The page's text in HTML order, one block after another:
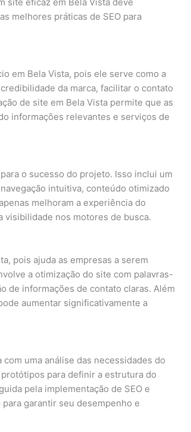
melhores práticas de SEO para
em Bela Vista, pois ele serve como a
da marca, facilitar o contato
de site em Bela Vista permite que as
informações relevantes e serviços de
o sucesso do projeto. Isso inclui um
intuitiva, conteúdo otimizado
melhoram a experiência do
visibilidade nos motores de busca.
pois ajuda as empresas a serem
a otimização do site com palavras-
de informações de contato claras. Além
aumentar significativamente a
uma análise das necessidades do
para definir a estrutura do
pela implementação de SEO e
garantir seu desempenho e